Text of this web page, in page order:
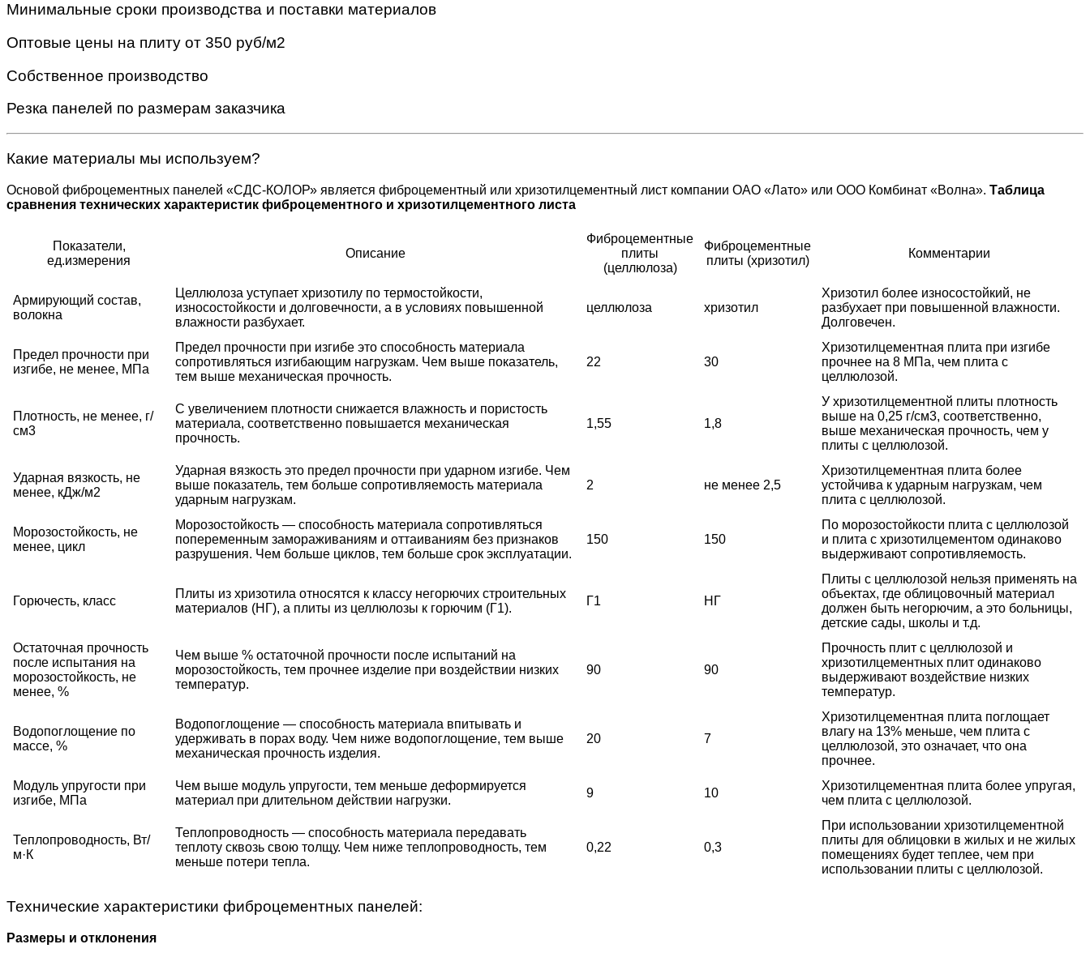
Минимальные сроки производства и поставки материалов
Оптовые цены на плиту от 350 руб/м2
Собственное производство
Резка панелей по размерам заказчика
Какие материалы мы используем?
Основой фиброцементных панелей «СДС-КОЛОР» является фиброцементный или хризотилцементный лист компании ОАО «Лато» или ООО Комбинат «Волна». Таблица
сравнения технических характеристик фиброцементного и хризотилцементного листа
Показатели,
ед.измерения
Описание
Фиброцементные
плиты
(целлюлоза)
Фиброцементные
плиты (хризотил)
Комментарии
Армирующий состав,
волокна
Целлюлоза уступает хризотилу по термостойкости,
износостойкости и долговечности, а в условиях повышенной
влажности разбухает.
целлюлоза хризотил
Хризотил более износостойкий, не
разбухает при повышенной влажности.
Долговечен.
Предел прочности при
изгибе, не менее, МПа
Предел прочности при изгибе это способность материала
сопротивляться изгибающим нагрузкам. Чем выше показатель,
тем выше механическая прочность.
22 30
Хризотилцементная плита при изгибе
прочнее на 8 МПа, чем плита с
целлюлозой.
Плотность, не менее, г/
см3
С увеличением плотности снижается влажность и пористость
материала, соответственно повышается механическая
прочность.
1,55 1,8
У хризотилцементной плиты плотность
выше на 0,25 г/см3, соответственно,
выше механическая прочность, чем у
плиты с целлюлозой.
Ударная вязкость, не
менее, кДж/м2
Ударная вязкость это предел прочности при ударном изгибе. Чем
выше показатель, тем больше сопротивляемость материала
ударным нагрузкам.
2 не менее 2,5
Хризотилцементная плита более
устойчива к ударным нагрузкам, чем
плита с целлюлозой.
Морозостойкость, не
менее, цикл
Морозостойкость — способность материала сопротивляться
попеременным замораживаниям и оттаиваниям без признаков
разрушения. Чем больше циклов, тем больше срок эксплуатации.
150 150
По морозостойкости плита с целлюлозой
и плита с хризотилцементом одинаково
выдерживают сопротивляемость.
Горючесть, класс
Плиты из хризотила относятся к классу негорючих строительных
материалов (НГ), а плиты из целлюлозы к горючим (Г1).
Г1 НГ
Плиты с целлюлозой нельзя применять на
объектах, где облицовочный материал
должен быть негорючим, а это больницы,
детские сады, школы и т.д.
Остаточная прочность
после испытания на
морозостойкость, не
менее, %
Чем выше % остаточной прочности после испытаний на
морозостойкость, тем прочнее изделие при воздействии низких
температур.
90 90
Прочность плит с целлюлозой и
хризотилцементных плит одинаково
выдерживают воздействие низких
температур.
Водопоглощение по
массе, %
Водопоглощение — способность материала впитывать и
удерживать в порах воду. Чем ниже водопоглощение, тем выше
механическая прочность изделия.
20 7
Хризотилцементная плита поглощает
влагу на 13% меньше, чем плита с
целлюлозой, это означает, что она
прочнее.
Модуль упругости при
изгибе, МПа
Чем выше модуль упругости, тем меньше деформируется
материал при длительном действии нагрузки.
9 10
Хризотилцементная плита более упругая,
чем плита с целлюлозой.
Теплопроводность, Вт/
м·К
Теплопроводность — способность материала передавать
теплоту сквозь свою толщу. Чем ниже теплопроводность, тем
меньше потери тепла.
0,22 0,3
При использовании хризотилцементной
плиты для облицовки в жилых и не жилых
помещениях будет теплее, чем при
использовании плиты с целлюлозой.
Технические характеристики фиброцементных панелей:
Размеры и отклонения